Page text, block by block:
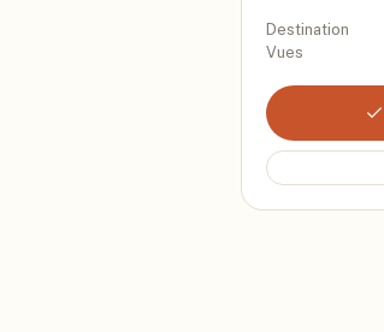
Destination
Vues